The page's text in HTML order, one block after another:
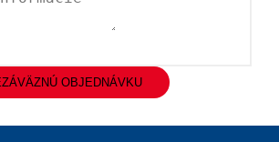
OBJEDNÁVKU